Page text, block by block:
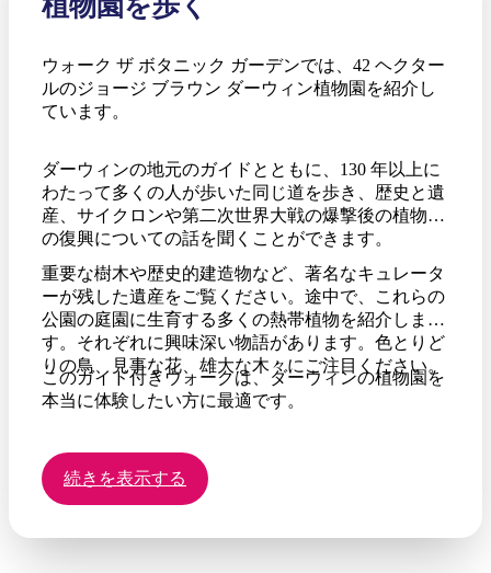
ウォーク ザ ボタニック ガーデンでは、42 ヘクター
ルのジョージ ブラウン ダーウィン植物園を紹介し
ています。
ダーウィンの地元のガイドとともに、130 年以上に
わたって多くの人が歩いた同じ道を歩き、歴史と遺
産、サイクロンや第二次世界大戦の爆撃後の植物園
の復興についての話を聞くことができます。
重要な樹木や歴史的建造物など、著名なキュレータ
ーが残した遺産をご覧ください。途中で、これらの
公園の庭園に生育する多くの熱帯植物を紹介しま
す。それぞれに興味深い物語があります。色とりど
りの鳥、見事な花、雄大な木々にご注目ください。
このガイド付きウォークは、ダーウィンの植物園を
本当に体験したい方に最適です。
続きを表示する